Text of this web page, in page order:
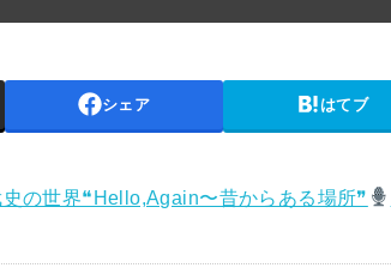
シェア はてブ
の世界❝Hello,Again〜昔からある場所❞